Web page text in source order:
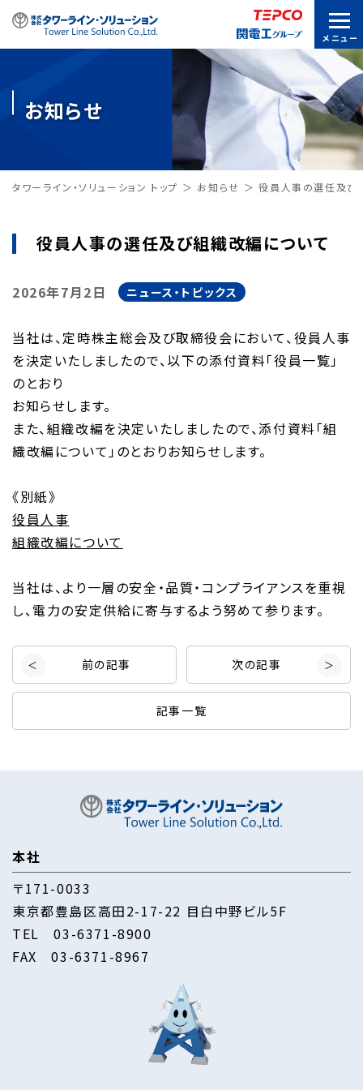
お知らせ
タワーライン・ソリューション トップ お知らせ 役員人事の選任及び
役員人事の選任及び組織改編について
2026年7月2日 ニュース・トピックス
当社は、定時株主総会及び取締役会において、役員人事
を決定いたしましたので、以下の添付資料「役員一覧」
のとおり
お知らせします。
また、組織改編を決定いたしましたので、添付資料「組
織改編について」のとおりお知らせします。
《別紙》
役員人事
組織改編について
当社は、より一層の安全・品質・コンプライアンスを重視
し、電力の安定供給に寄与するよう努めて参ります。
前の記事
記事一覧
次の記事
本社
〒171-0033
東京都豊島区高田2-17-22 目白中野ビル5F
TEL03-6371-8900
FAX 03-6371-8967